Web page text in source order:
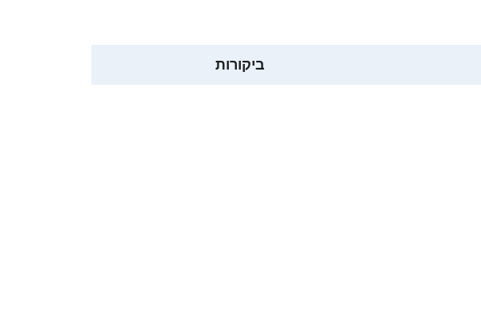
ביקורות